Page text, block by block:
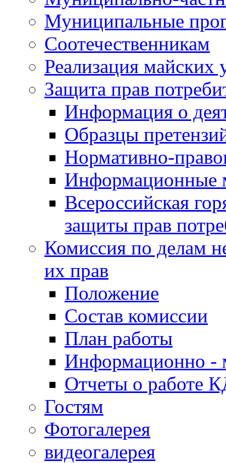
Муниципальные
Соотечественникам
Реализация майских
Защита прав
Информация о
Образцы
Нормативно-
Информационные
Всероссийская
защиты прав
Комиссия по делам
их прав
Положение
Состав комиссии
План работы
Информационно -
Отчеты о работе
Гостям
Фотогалерея
видеогалерея